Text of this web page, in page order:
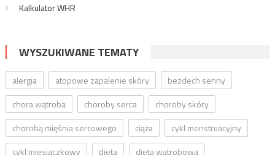
Kalkulator WHR
WYSZUKIWANE TEMATY
alergia atopowe zapalenie skóry
bezdech senny
chora wątroba
choroby serca
choroby skóry
chorobą mięśnia sercowego
ciąża
cykl menstruacyjny
cykl miesiączkowy
dieta
dieta wątrobowa